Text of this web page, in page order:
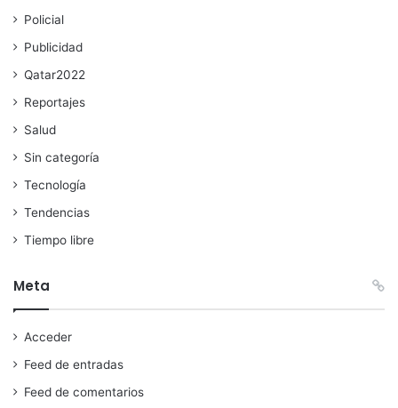
Policial
Publicidad
Qatar2022
Reportajes
Salud
Sin categoría
Tecnología
Tendencias
Tiempo libre
Meta
Acceder
Feed de entradas
Feed de comentarios